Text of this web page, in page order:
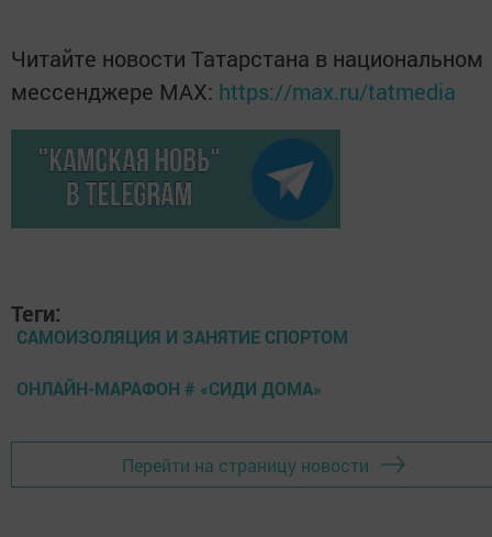
Читайте новости Татарстана в национальном
мессенджере MАХ: https://max.ru/tatmedia
Теги:
САМОИЗОЛЯЦИЯ И ЗАНЯТИЕ СПОРТОМ
ОНЛАЙН-МАРАФОН # «СИДИ ДОМА»
Перейти на страницу новости